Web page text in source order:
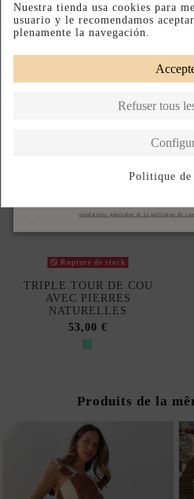
Complete your look
Rupture de stock
TRIPLE TOUR DE COU
AVEC PIERRES
NATURELLES
53,00 €
Produits de la
conditions générales et la politique de
Nuestra tienda usa cookies para
usuario y le recomendamos
plenamente la navegación.
Refuser tous
Politique